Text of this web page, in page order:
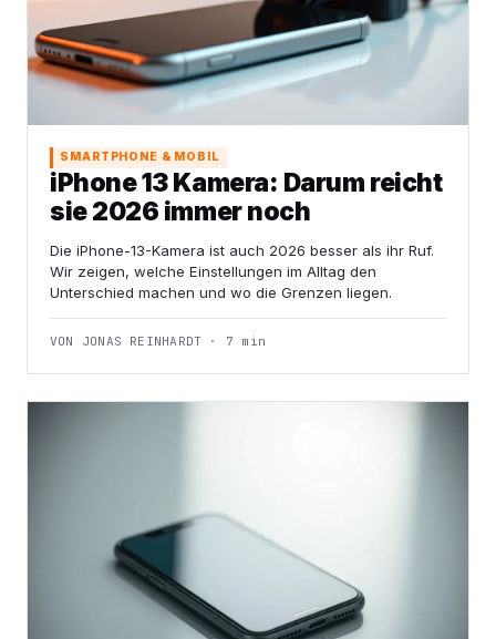
SMARTPHONE & MOBIL
iPhone 13 Kamera: Darum reicht
sie 2026 immer noch
Die iPhone-13-Kamera ist auch 2026 besser als ihr Ruf.
Wir zeigen, welche Einstellungen im Alltag den
Unterschied machen und wo die Grenzen liegen.
VON JONAS REINHARDT · 7 min